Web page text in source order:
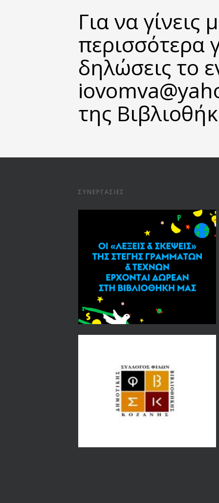
Για να γίνεις
περισσότερα
δηλώσεις το
της
ΣΥΝΕΡΓΑΣΊΕΣ